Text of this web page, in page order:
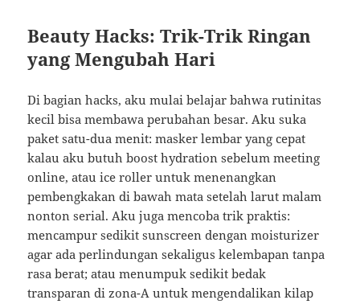
Beauty Hacks: Trik-Trik Ringan
yang Mengubah Hari
Di bagian hacks, aku mulai belajar bahwa rutinitas
kecil bisa membawa perubahan besar. Aku suka
paket satu-dua menit: masker lembar yang cepat
kalau aku butuh boost hydration sebelum meeting
online, atau ice roller untuk menenangkan
pembengkakan di bawah mata setelah larut malam
nonton serial. Aku juga mencoba trik praktis:
mencampur sedikit sunscreen dengan moisturizer
agar ada perlindungan sekaligus kelembapan tanpa
rasa berat; atau menumpuk sedikit bedak
transparan di zona-A untuk mengendalikan kilap